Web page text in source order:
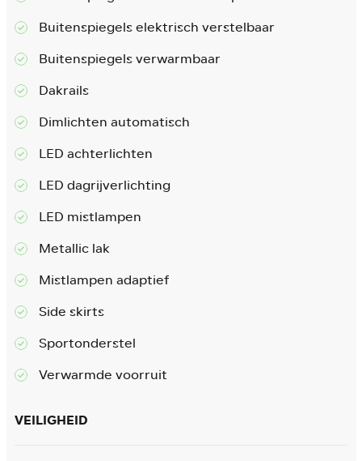
Buitenspiegels elektrisch verstelbaar
Buitenspiegels verwarmbaar
Dakrails
Dimlichten automatisch
LED achterlichten
LED dagrijverlichting
LED mistlampen
Metallic lak
Mistlampen adaptief
Side skirts
Sportonderstel
Verwarmde voorruit
VEILIGHEID